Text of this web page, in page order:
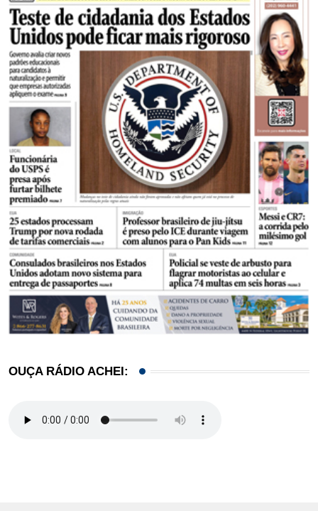
OUÇA RÁDIO ACHEI: